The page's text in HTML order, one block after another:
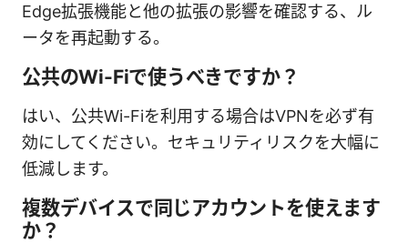
Edge拡張機能と他の拡張の影響を確認する、ル
ータを再起動する。
公共のWi-Fiで使うべきですか？
はい、公共Wi-Fiを利用する場合はVPNを必ず有
効にしてください。セキュリティリスクを大幅に
低減します。
複数デバイスで同じアカウントを使えます
か？